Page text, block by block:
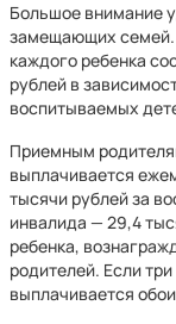
Большое внимание
замещающих
каждого ребенка
рублей в
воспитываемых
Приемным
выплачивается
тысячи рублей за
инвалида — 29,4
ребенка,
родителей. Если
выплачивается